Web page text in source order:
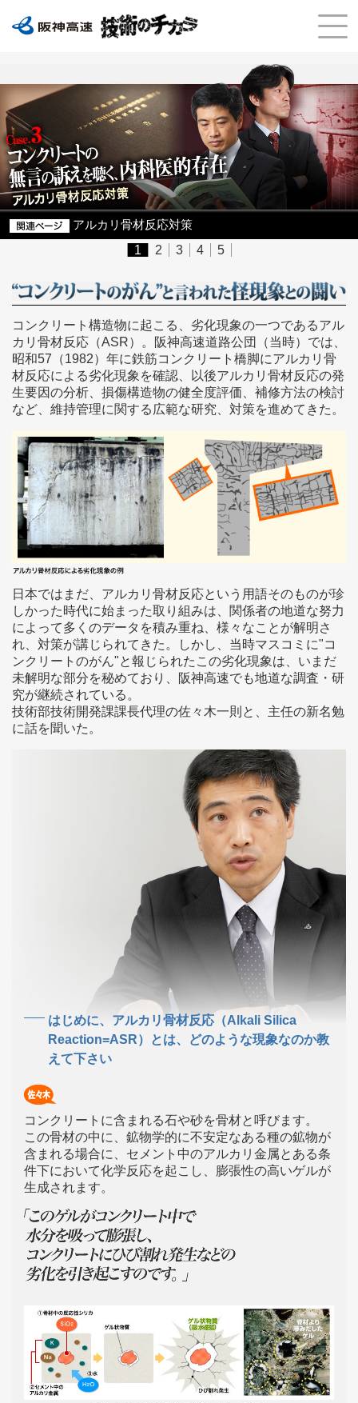
アルカリ骨材反応対策
1 2 3 4 5
コンクリート構造物に起こる、劣化現象の一つであるアル
カリ骨材反応（ASR）。阪神高速道路公団（当時）では、
昭和57（1982）年に鉄筋コンクリート橋脚にアルカリ骨
材反応による劣化現象を確認、以後アルカリ骨材反応の発
生要因の分析、損傷構造物の健全度評価、補修方法の検討
など、維持管理に関する広範な研究、対策を進めてきた。
日本ではまだ、アルカリ骨材反応という用語そのものが珍
しかった時代に始まった取り組みは、関係者の地道な努力
によって多くのデータを積み重ね、様々なことが解明さ
れ、対策が講じられてきた。しかし、当時マスコミに"コ
ンクリートのがん"と報じられたこの劣化現象は、いまだ
未解明な部分を秘めており、阪神高速でも地道な調査・研
究が継続されている。
技術部技術開発課課長代理の佐々木一則と、主任の新名勉
に話を聞いた。
はじめに、アルカリ骨材反応（Alkali Silica
Reaction=ASR）とは、どのような現象なのか教
えて下さい
コンクリートに含まれる石や砂を骨材と呼びます。
この骨材の中に、鉱物学的に不安定なある種の鉱物が
含まれる場合に、セメント中のアルカリ金属とある条
件下において化学反応を起こし、膨張性の高いゲルが
生成されます。